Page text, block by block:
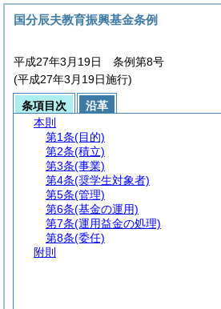
国分辰夫教育振興基金条例
平成27年3月19日 条例第8号
(平成27年3月19日施行)
条項目次
沿革
本則
第1条(目的)
第2条(積立)
第3条(事業)
第4条(奨学生対象者)
第5条(管理)
第6条(基金の運用)
第7条(運用益金の処理)
第8条(委任)
附則